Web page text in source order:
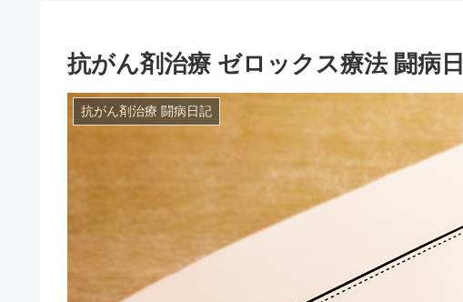
抗がん剤治療 ゼロックス療法 闘病
抗がん剤治療 闘病日記